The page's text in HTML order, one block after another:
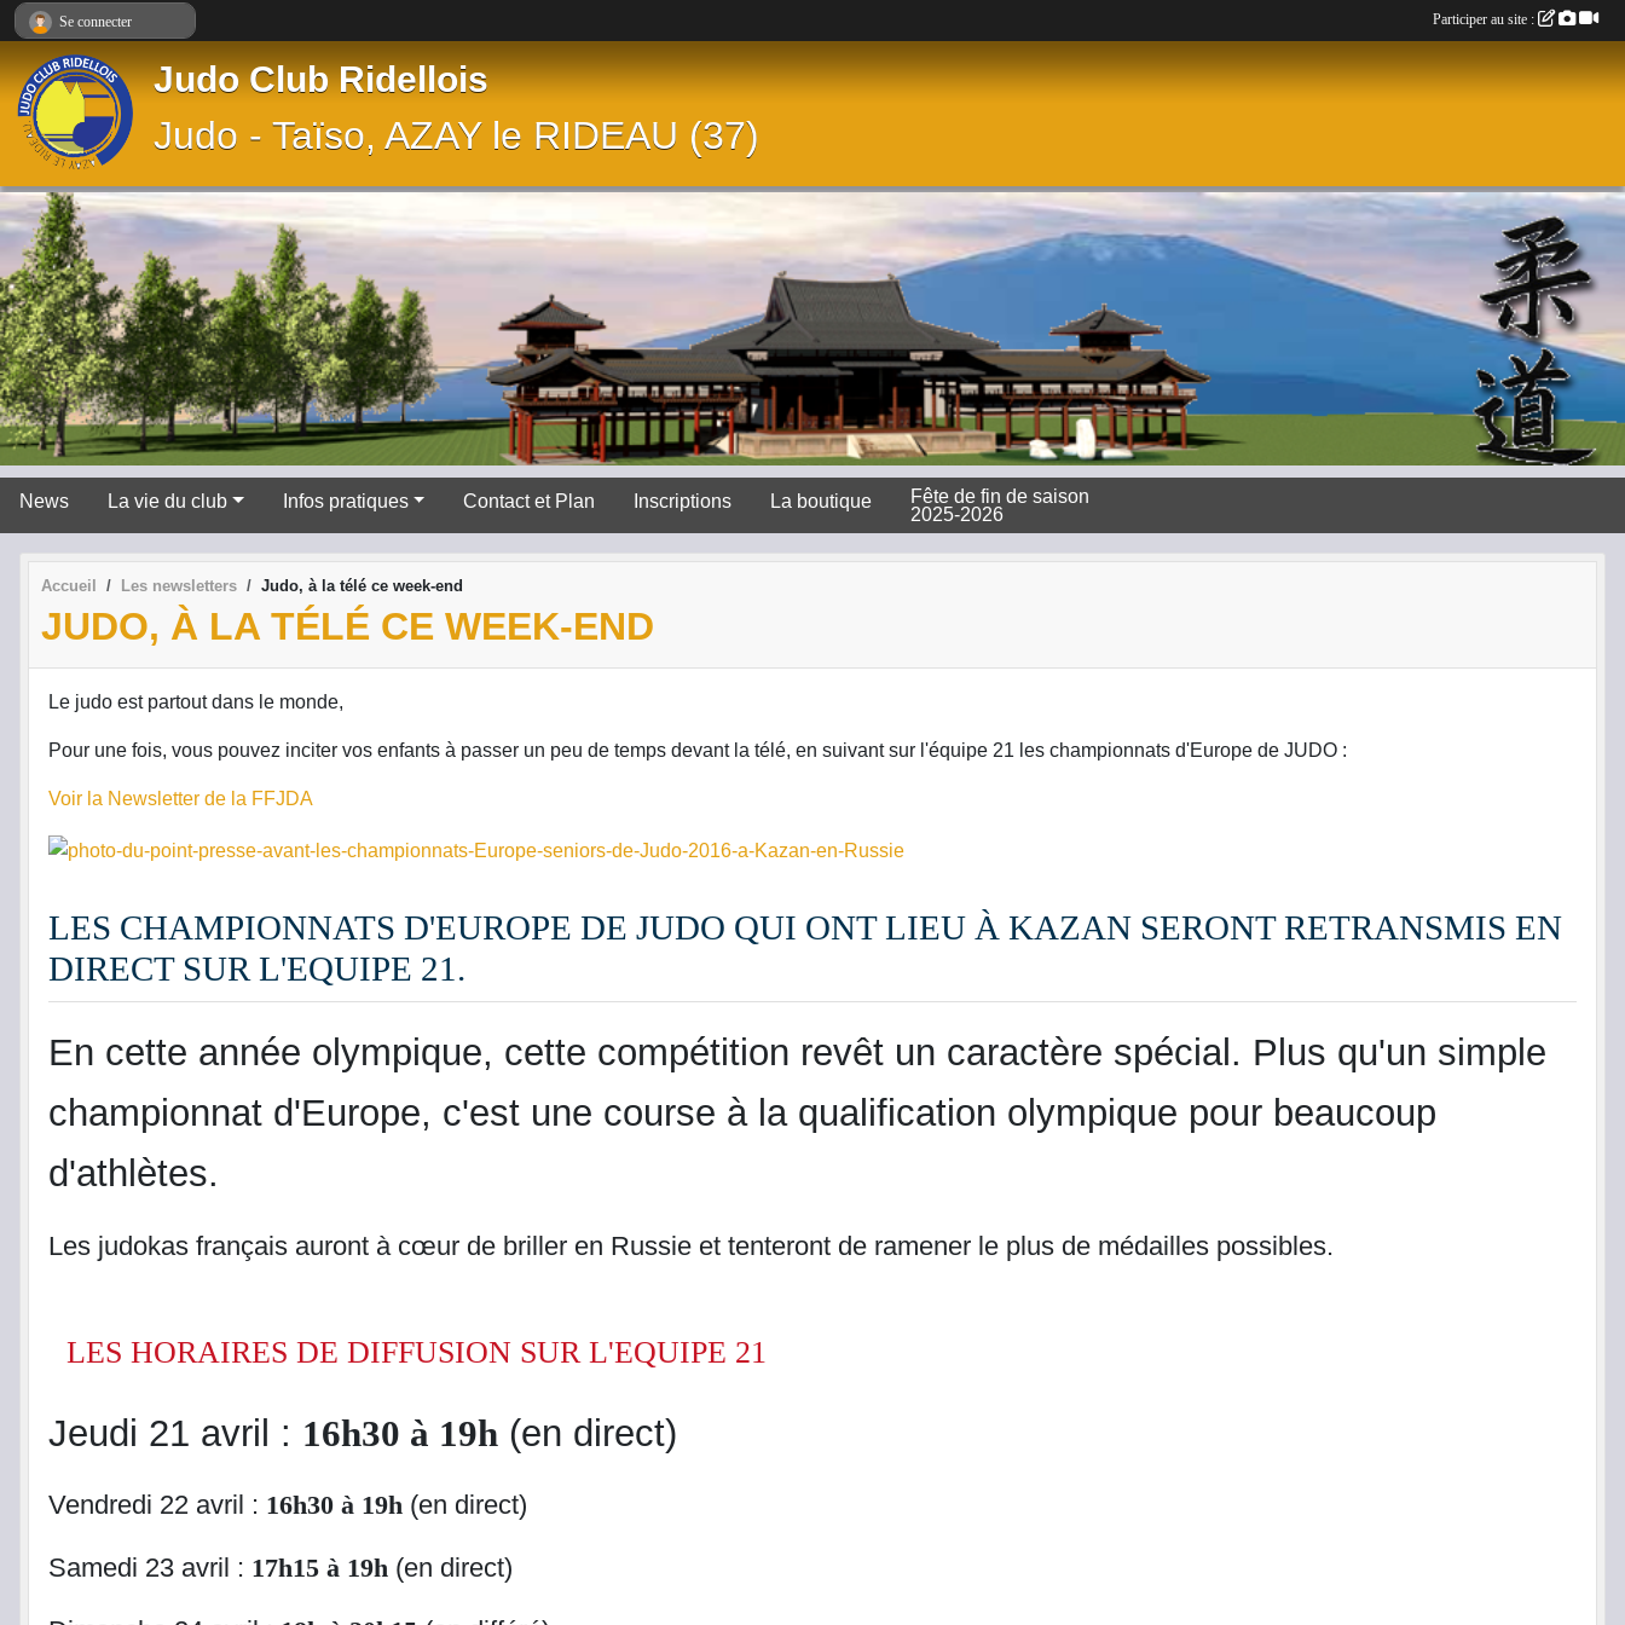
Judo Club Ridellois
Judo - Taïso, AZAY le RIDEAU (37)
News La vie du club Infos pratiques Contact et Plan Inscriptions La boutique
Fête de fin de saison
2025-2026
Accueil Les newsletters Judo, à la télé ce week-end
JUDO, À LA TÉLÉ CE WEEK-END
Le judo est partout dans le monde,
Pour une fois, vous pouvez inciter vos enfants à passer un peu de temps devant la télé, en suivant sur l'équipe 21 les championnats d'Europe de JUDO :
Voir la Newsletter de la FFJDA
LES CHAMPIONNATS D'EUROPE DE JUDO QUI ONT LIEU À KAZAN SERONT RETRANSMIS EN
DIRECT SUR L'EQUIPE 21.
En cette année olympique, cette compétition revêt un caractère spécial. Plus qu'un simple
championnat d'Europe, c'est une course à la qualification olympique pour beaucoup
d'athlètes.
Les judokas français auront à cœur de briller en Russie et tenteront de ramener le plus de médailles possibles.
LES HORAIRES DE DIFFUSION SUR L'EQUIPE 21
Jeudi 21 avril : 16h30 à 19h (en direct)
Vendredi 22 avril : 16h30 à 19h (en direct)
Samedi 23 avril : 17h15 à 19h (en direct)
Se connecter Participer au site :
Panneau de gestion des cookies